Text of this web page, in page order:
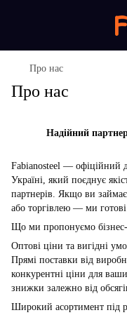
Про нас
Про нас
Надійний партнер
Fabianosteel — офіційний
Україні, який поєднує
партнерів. Якщо ви
або торгівлею — ми
Що ми пропонуємо бізнес-
Оптові ціни та вигідні
Прямі поставки від
конкурентні ціни для
знижки залежно від
Широкий асортимент під